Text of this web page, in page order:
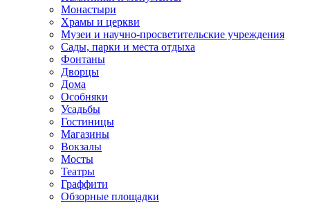
Монастыри
Храмы и церкви
Музеи и научно-просветительские учреждения
Сады, парки и места отдыха
Фонтаны
Дворцы
Дома
Особняки
Усадьбы
Гостиницы
Магазины
Вокзалы
Мосты
Театры
Граффити
Обзорные площадки